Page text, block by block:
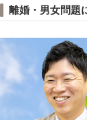
離婚・男女問題